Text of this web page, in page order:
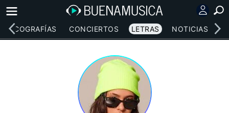
DISCOGRAFÍAS CONCIERTOS LETRAS NOTICIAS